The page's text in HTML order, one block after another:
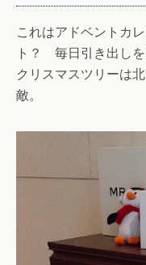
これはアドベントカ
ト？ 毎日引き出し
クリスマスツリーは
敵。